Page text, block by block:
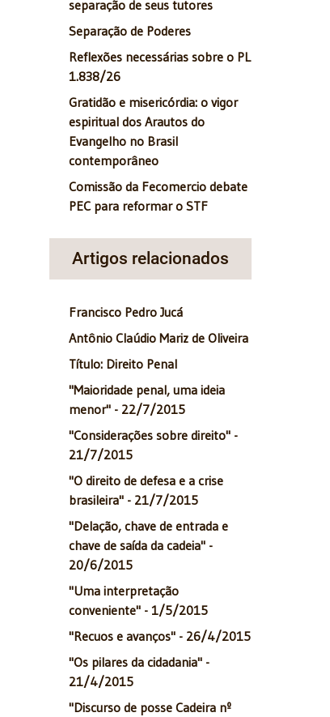
separação de seus tutores
Separação de Poderes
Reflexões necessárias sobre o PL
1.838/26
Gratidão e misericórdia: o vigor
espiritual dos Arautos do
Evangelho no Brasil
contemporâneo
Comissão da Fecomercio debate
PEC para reformar o STF
Artigos relacionados
Francisco Pedro Jucá
Antônio Claúdio Mariz de Oliveira
Título: Direito Penal
"Maioridade penal, uma ideia
menor" - 22/7/2015
"Considerações sobre direito" -
21/7/2015
"O direito de defesa e a crise
brasileira" - 21/7/2015
"Delação, chave de entrada e
chave de saída da cadeia" -
20/6/2015
"Uma interpretação
conveniente" - 1/5/2015
"Recuos e avanços" - 26/4/2015
"Os pilares da cidadania" -
21/4/2015
"Discurso de posse Cadeira nº